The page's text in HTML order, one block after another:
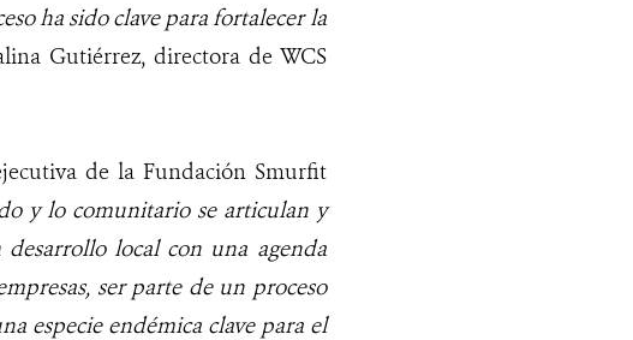
ha sido clave para fortalecer la
Gutiérrez, directora de WCS
de la Fundación Smurfit
y lo comunitario se articulan y
local con una agenda
ser parte de un proceso
especie endémica clave para el